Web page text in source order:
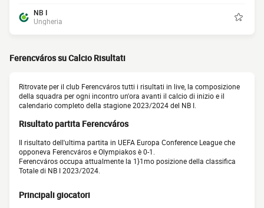
NB I
Ungheria
Ferencváros su Calcio Risultati
Ritrovate per il club Ferencváros tutti i risultati in live, la composizione
della squadra per ogni incontro un'ora avanti il calcio di inizio e il
calendario completo della stagione 2023/2024 del NB I.
Risultato partita Ferencváros
Il risultato dell'ultima partita in UEFA Europa Conference League che
opponeva Ferencváros e Olympiakos è 0-1.
Ferencváros occupa attualmente la 1}1mo posizione della classifica
Totale di NB I 2023/2024.
Principali giocatori